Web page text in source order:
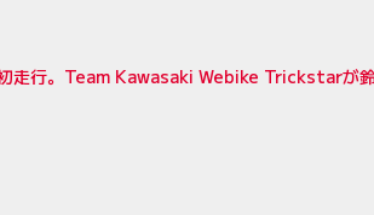
走行。Team Kawasaki Webike Trickstarが